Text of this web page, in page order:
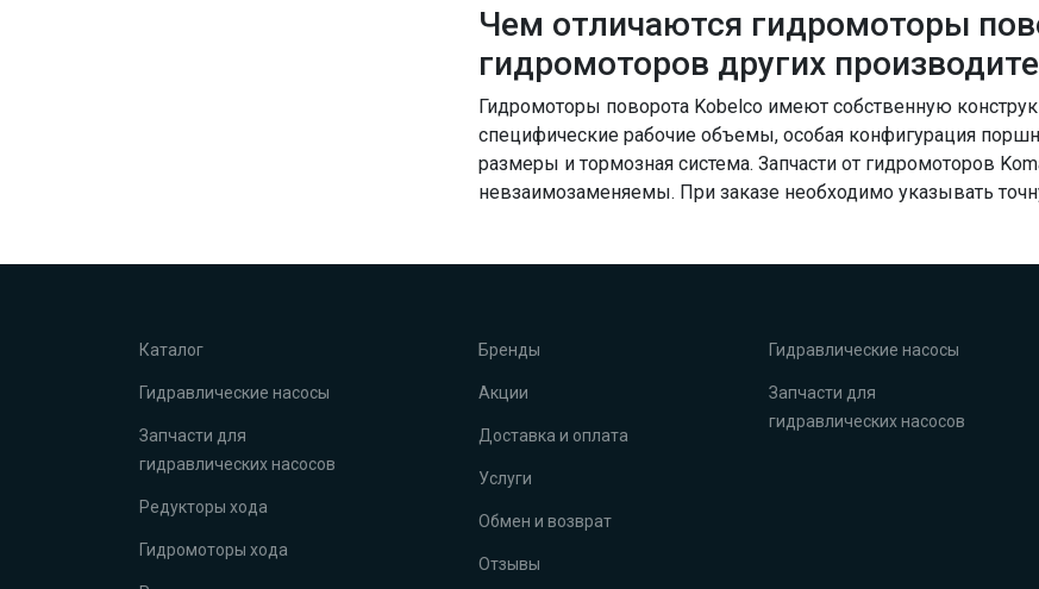
Чем отличаются гидромоторы
гидромоторов других
Гидромоторы поворота Kobelco имеют собственную
специфические рабочие объемы, особая конфигурация
размеры и тормозная система. Запчасти от гидромоторов
невзаимозаменяемы. При заказе необходимо указывать
Каталог
Гидравлические насосы
Запчасти для
гидравлических насосов
Редукторы хода
Гидромоторы хода
Бренды
Акции
Доставка и оплата
Услуги
Обмен и возврат
Отзывы
Гидравлические насосы
Запчасти для
гидравлических насосов